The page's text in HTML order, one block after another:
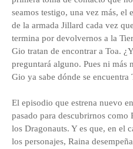
seamos testigo, una vez más,
de la armada Jillard cada vez
termina por devolvernos a la
Gio tratan de encontrar a Toa.
preguntará alguno. Pues ni más
Gio ya sabe dónde se encuentra
El episodio que estrena nuevo
pasado para descubrirnos como
los Dragonauts. Y es que, en el
los personajes, Raina